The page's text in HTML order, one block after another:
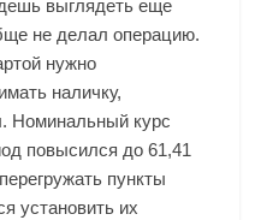
выглядеть еще
не делал операцию.
нужно
наличку,
Номинальный курс
повысился до 61,41
пункты
установить их